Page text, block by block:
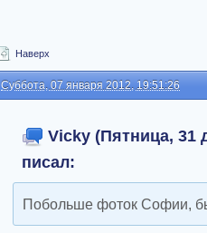
Наверх
Суббота, 07 января 2012, 19:51:26
Vicky (Пятница, 31
писал:
Побольше фоток Софии,